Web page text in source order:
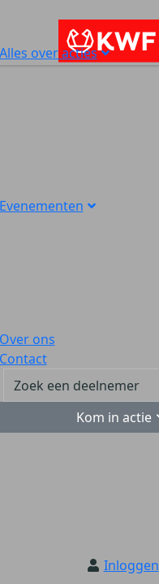
Alles over acties
Evenementen
Over ons
Contact
Kom in actie
Inloggen